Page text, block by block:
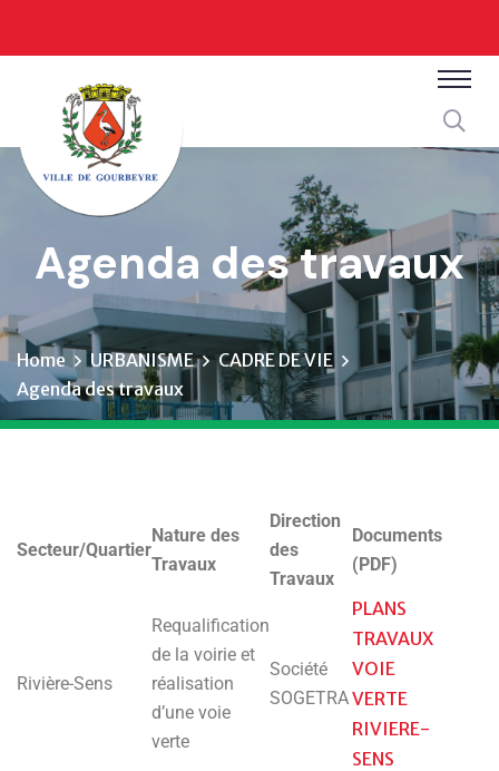
Agenda des travaux
Home URBANISME
CADRE DE VIE
Agenda des travaux
Secteur/Quartier
Nature des
Travaux
Direction
des
Travaux
Documents
(PDF)
Rivière-Sens
Requalification
de la voirie et
réalisation
d’une voie
verte
Société
SOGETRA
PLANS
TRAVAUX
VOIE
VERTE
RIVIERE-
SENS